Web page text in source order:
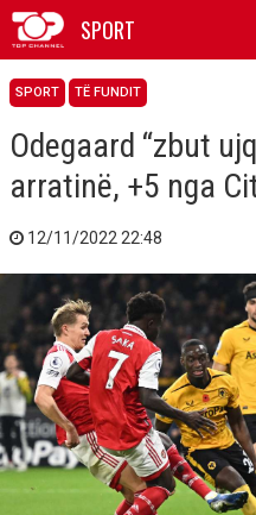
SPORT
SPORT TË FUNDIT
Odegaard “zbut
arratinë, +5 nga
12/11/2022 22:48